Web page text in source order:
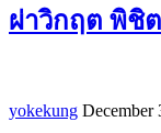
ผ่าวิกฤต พิชิ
yokekung December